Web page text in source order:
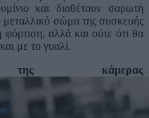
και διαθέτουν σαρωτή
σώμα της συσκευής
φόρτιση, αλλά και ούτε ότι θα
με το γυαλί.
κάμερας